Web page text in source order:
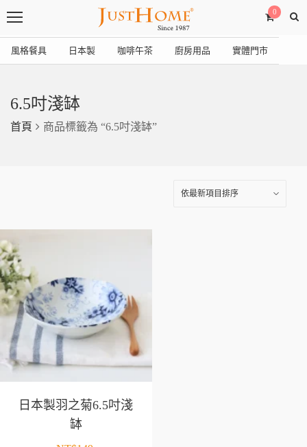
0
風格餐具 日本製 咖啡午茶 廚房用品 實體門市
6.5吋淺缽
首頁 商品標籤為 “6.5吋淺缽”
日本製羽之菊6.5吋淺
缽